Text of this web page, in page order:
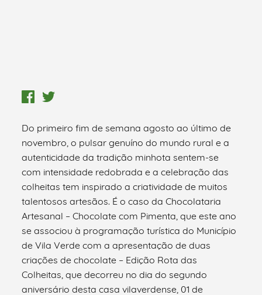
Do primeiro fim de semana agosto ao último de
novembro, o pulsar genuíno do mundo rural e a
autenticidade da tradição minhota sentem-se
com intensidade redobrada e a celebração das
colheitas tem inspirado a criatividade de muitos
talentosos artesãos. É o caso da Chocolataria
Artesanal – Chocolate com Pimenta, que este ano
se associou à programação turística do Município
de Vila Verde com a apresentação de duas
criações de chocolate – Edição Rota das
Colheitas, que decorreu no dia do segundo
aniversário desta casa vilaverdense, 01 de